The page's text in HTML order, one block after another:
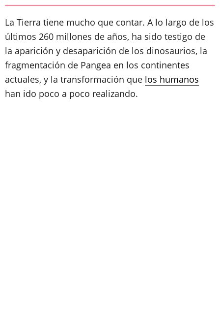
La Tierra tiene mucho que contar. A lo largo de los
últimos 260 millones de años, ha sido testigo de
la aparición y desaparición de los dinosaurios, la
fragmentación de Pangea en los continentes
actuales, y la transformación que los humanos
han ido poco a poco realizando.